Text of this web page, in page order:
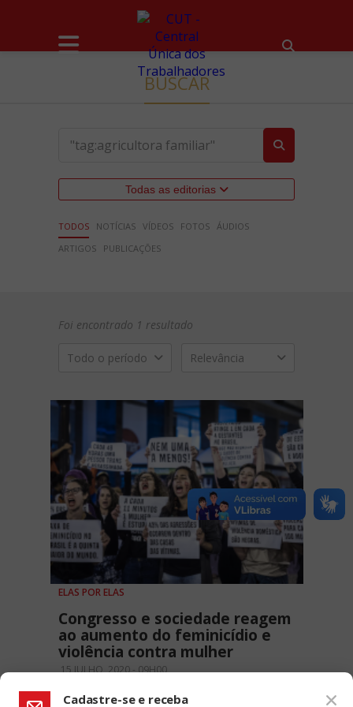
BUSCAR
Todas as editorias
TODOS NOTÍCIAS VÍDEOS FOTOS ÁUDIOS
ARTIGOS
PUBLICAÇÕES
Foi encontrado 1 resultado
Todo o período Relevância
ELAS POR ELAS
Congresso e sociedade reagem
ao aumento do feminicídio e
violência contra mulher
15 JULHO, 2020 - 09H00
Cadastre-se e receba